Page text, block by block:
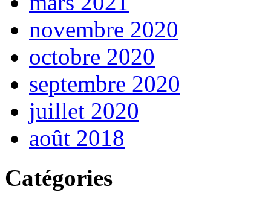
novembre 2020
octobre 2020
septembre 2020
juillet 2020
août 2018
Catégories